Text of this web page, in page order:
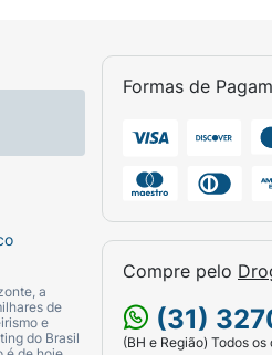
a
de
e
do Brasil
Formas de
Compre pelo
(31)
(BH e Região) Todos